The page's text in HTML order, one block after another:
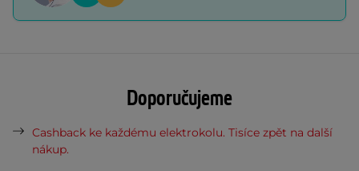
Doporučujeme
Cashback ke každému elektrokolu. Tisíce zpět na další
nákup.